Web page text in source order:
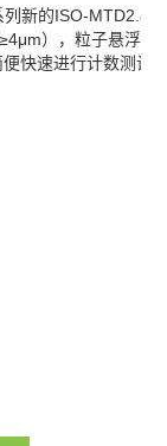
新的ISO-MTD2.8
），粒子悬浮在
快速进行计数测试